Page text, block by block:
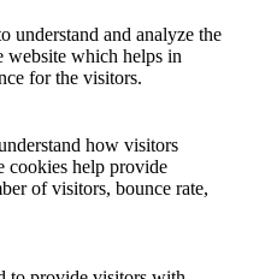
understand and analyze the
website which helps in
for the visitors.
how visitors
cookies help provide
of visitors, bounce rate,